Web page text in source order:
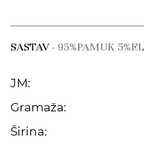
SASTAV- 95%PAMUK
JM:
Gramaža:
Širina: